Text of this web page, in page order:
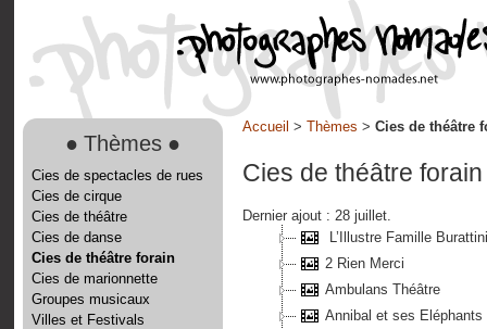
● Thèmes ●
Cies de spectacles de rues
Cies de cirque
Cies de théâtre
Cies de danse
Cies de théâtre forain
Cies de marionnette
Groupes musicaux
Villes et Festivals
Accueil > Thèmes > Cies de théâtre
Cies de théâtre forain
Dernier ajout : 28 juillet.
L’Illustre Famille
2 Rien Merci
Ambulans Théâtre
Annibal et ses Eléphants